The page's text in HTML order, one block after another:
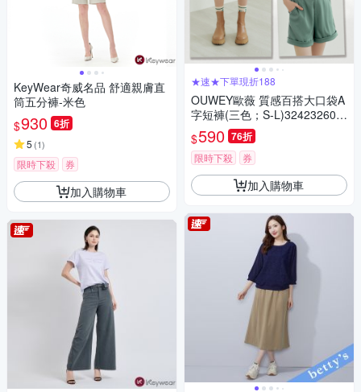
KeyWear奇威名品 舒適親膚直
筒五分褲-米色
$930 6折
5 (1)
限時下殺 券
加入購物車
★速★下單現折188
OUWEY歐薇 質感百搭大口袋A
字短褲(三色；S-L)324232607
$590 76折
限時下殺 券
加入購物車